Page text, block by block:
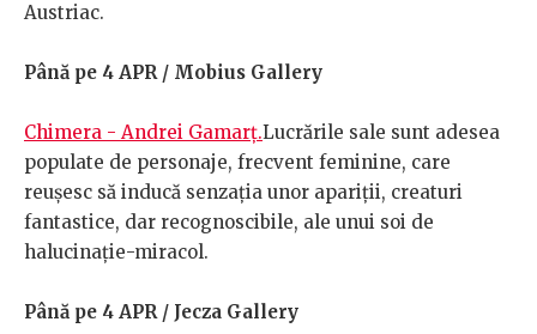
Austriac.
Până pe 4 APR / Mobius Gallery
Chimera - Andrei Gamarț.Lucrările sale sunt adesea
populate de personaje, frecvent feminine, care
reușesc să inducă senzația unor apariții, creaturi
fantastice, dar recognoscibile, ale unui soi de
halucinație-miracol.
Până pe 4 APR / Jecza Gallery